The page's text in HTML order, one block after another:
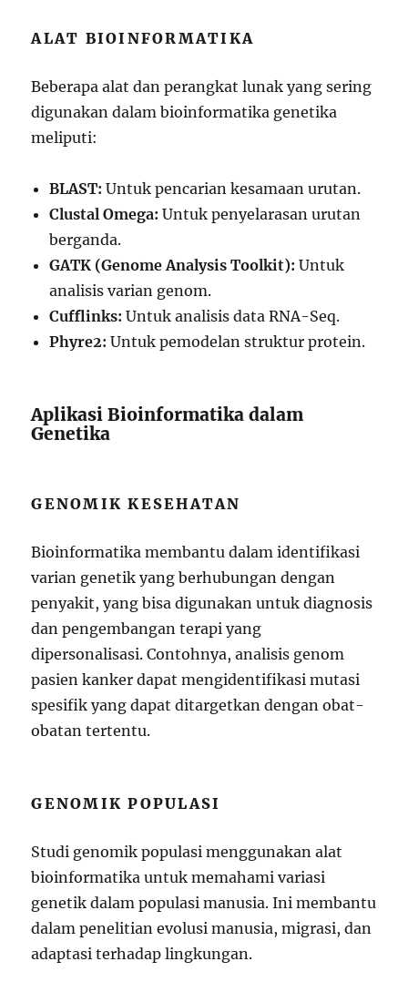
ALAT BIOINFORMATIKA
Beberapa alat dan perangkat lunak yang sering
digunakan dalam bioinformatika genetika
meliputi:
BLAST: Untuk pencarian kesamaan urutan.
Clustal Omega: Untuk penyelarasan urutan
berganda.
GATK (Genome Analysis Toolkit): Untuk
analisis varian genom.
Cufflinks: Untuk analisis data RNA-Seq.
Phyre2: Untuk pemodelan struktur protein.
Aplikasi Bioinformatika dalam
Genetika
GENOMIK KESEHATAN
Bioinformatika membantu dalam identifikasi
varian genetik yang berhubungan dengan
penyakit, yang bisa digunakan untuk diagnosis
dan pengembangan terapi yang
dipersonalisasi. Contohnya, analisis genom
pasien kanker dapat mengidentifikasi mutasi
spesifik yang dapat ditargetkan dengan obat-
obatan tertentu.
GENOMIK POPULASI
Studi genomik populasi menggunakan alat
bioinformatika untuk memahami variasi
genetik dalam populasi manusia. Ini membantu
dalam penelitian evolusi manusia, migrasi, dan
adaptasi terhadap lingkungan.